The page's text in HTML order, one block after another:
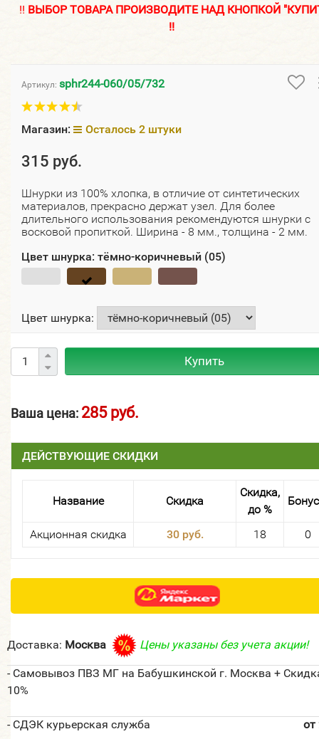
!! ВЫБОР ТОВАРА ПРОИЗВОДИТЕ НАД КНОПКОЙ
!!
Артикул: sphr244-060/05/732
Магазин: Осталось 2 штуки
315 руб.
Шнурки из 100% хлопка, в отличие от синтетических
материалов, прекрасно держат узел. Для более
длительного использования рекомендуются шнурки с
восковой пропиткой. Ширина - 8 мм., толщина - 2 мм.
Цвет шнурка: тёмно-коричневый (05)
Цвет шнурка:
Купить
Ваша цена: 285 руб.
ДЕЙСТВУЮЩИЕ СКИДКИ
Название Скидка
Скидка,
до %
Акционная скидка 30 руб. 18 0
Доставка: Москва Цены указаны без учета акции!
- Самовывоз ПВЗ МГ на Бабушкинской г. Москва +
10%
- СДЭК курьерская служба